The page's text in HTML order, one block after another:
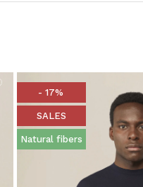
- 17%
SALES
Natural fibers